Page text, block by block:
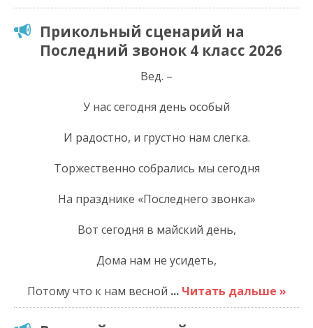
Прикольный сценарий на
Последний звонок 4 класс 2026
Вед. –
У нас сегодня день особый
И радостно, и грустно нам слегка.
Торжественно собрались мы сегодня
На празднике «Последнего звонка»
Вот сегодня в майский день,
Дома нам не усидеть,
Потому что к нам весной ... Читать дальше »